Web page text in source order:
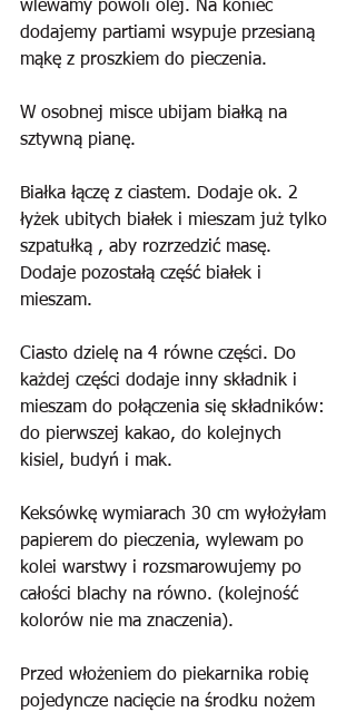
wlewamy powoli olej. Na koniec
dodajemy partiami wsypuje przesianą
mąkę z proszkiem do pieczenia.
W osobnej misce ubijam białką na
sztywną pianę.
Białka łączę z ciastem. Dodaje ok. 2
łyżek ubitych białek i mieszam już tylko
szpatułką , aby rozrzedzić masę.
Dodaje pozostałą część białek i
mieszam.
Ciasto dzielę na 4 równe części. Do
każdej części dodaje inny składnik i
mieszam do połączenia się składników:
do pierwszej kakao, do kolejnych
kisiel, budyń i mak.
Keksówkę wymiarach 30 cm wyłożyłam
papierem do pieczenia, wylewam po
kolei warstwy i rozsmarowujemy po
całości blachy na równo. (kolejność
kolorów nie ma znaczenia).
Przed włożeniem do piekarnika robię
pojedyncze nacięcie na środku nożem